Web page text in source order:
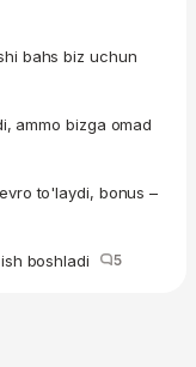
bahs biz uchun
ammo bizga omad
to'laydi, bonus –
boshladi 5